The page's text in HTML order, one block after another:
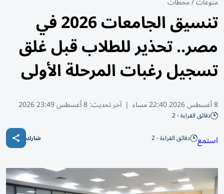
تنسيق الجامعات 2026 في
مصر.. تحذير للطلاب قبل غلق
تسجيل رغبات المرحلة الأولى
8 أغسطس 2026 22:40 مساء | آخر تحديث:8 أغسطس 23:49 2026
دقائق القراءة - 2
استمع دقائق القراءة - 2 شارك